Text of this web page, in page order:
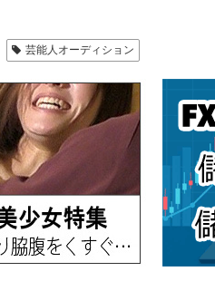
芸能人オーディション